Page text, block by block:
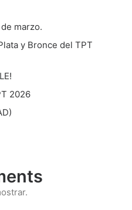
marzo.
y Bronce del TPT
2026